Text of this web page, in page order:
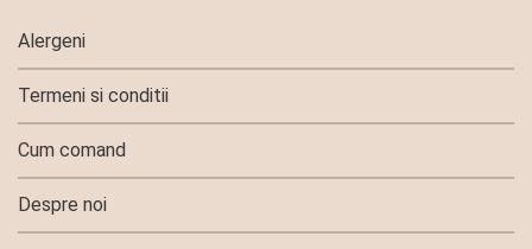
Alergeni
Termeni si conditii
Cum comand
Despre noi